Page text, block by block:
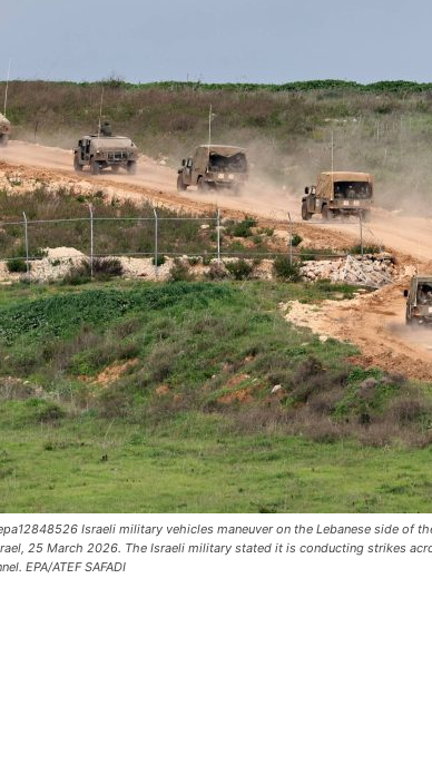
Israeli military vehicles maneuver on the Lebanese side of
25 March 2026. The Israeli military stated it is conducting strikes
EPA/ATEF SAFADI